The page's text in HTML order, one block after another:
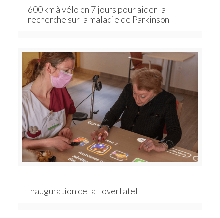
600 km à vélo en 7 jours pour aider la
recherche sur la maladie de Parkinson
Inauguration de la Tovertafel